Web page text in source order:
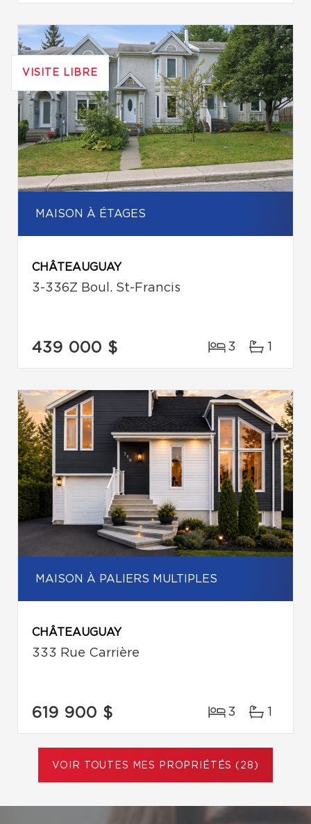
VISITE LIBRE
MAISON À ÉTAGES
CHÂTEAUGUAY
3-336Z Boul. St-Francis
439 000 $ 3 1
MAISON À PALIERS MULTIPLES
CHÂTEAUGUAY
333 Rue Carrière
619 900 $ 3 1
VOIR TOUTES MES PROPRIÉTÉS (28)